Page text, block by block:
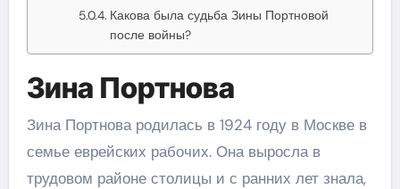
Какова была судьба Зины Портновой
после войны?
Зина Портнова
Зина Портнова родилась в 1924 году в Москве в
семье еврейских рабочих. Она выросла в
трудовом районе столицы и с ранних лет знала,